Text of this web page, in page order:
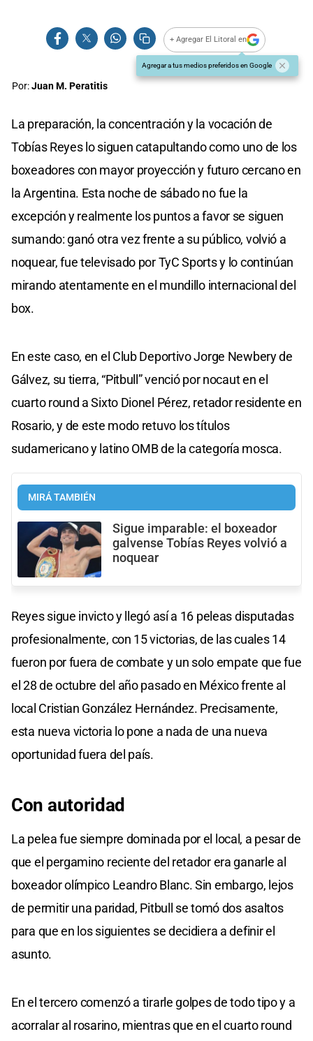
+ Agregar El Litoral en
Agregar a tus medios preferidos en Google
Por:Juan M. Peratitis
La preparación, la concentración y la vocación de
Tobías Reyes lo siguen catapultando como uno de los
boxeadores con mayor proyección y futuro cercano en
la Argentina. Esta noche de sábado no fue la
excepción y realmente los puntos a favor se siguen
sumando: ganó otra vez frente a su público, volvió a
noquear, fue televisado por TyC Sports y lo continúan
mirando atentamente en el mundillo internacional del
box.
En este caso, en el Club Deportivo Jorge Newbery de
Gálvez, su tierra, “Pitbull” venció por nocaut en el
cuarto round a Sixto Dionel Pérez, retador residente en
Rosario, y de este modo retuvo los títulos
sudamericano y latino OMB de la categoría mosca.
MIRÁ TAMBIÉN
Sigue imparable: el boxeador
galvense Tobías Reyes volvió a
noquear
Reyes sigue invicto y llegó así a 16 peleas disputadas
profesionalmente, con 15 victorias, de las cuales 14
fueron por fuera de combate y un solo empate que fue
el 28 de octubre del año pasado en México frente al
local Cristian González Hernández. Precisamente,
esta nueva victoria lo pone a nada de una nueva
oportunidad fuera del país.
Con autoridad
La pelea fue siempre dominada por el local, a pesar de
que el pergamino reciente del retador era ganarle al
boxeador olímpico Leandro Blanc. Sin embargo, lejos
de permitir una paridad, Pitbull se tomó dos asaltos
para que en los siguientes se decidiera a definir el
asunto.
En el tercero comenzó a tirarle golpes de todo tipo y a
acorralar al rosarino, mientras que en el cuarto round